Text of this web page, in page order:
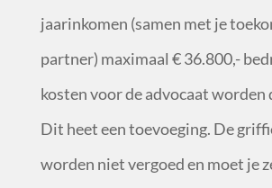
jaarinkomen (samen met je
partner) maximaal € 36.800,-
kosten voor de advocaat worden
Dit heet een toevoeging. De
worden niet vergoed en moet je